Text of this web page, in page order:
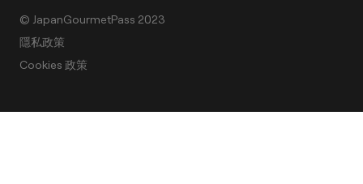
© JapanGourmetPass 2023
隱私政策
Cookies 政策